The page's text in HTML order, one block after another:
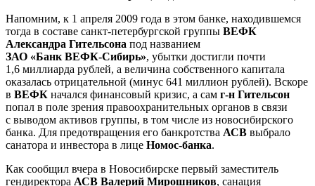
Напомним, к 1 апреля 2009 года в этом банке, находившемся
тогда в составе санкт-петербургской группы ВЕФК
Александра Гительсона под названием
ЗАО «Банк ВЕФК-Сибирь», убытки достигли почти
1,6 миллиарда рублей, а величина собственного капитала
оказалась отрицательной (минус 641 миллион рублей). Вскоре
в ВЕФК начался финансовый кризис, а сам г-н Гительсон
попал в поле зрения правоохранительных органов в связи
с выводом активов группы, в том числе из новосибирского
банка. Для предотвращения его банкротства АСВ выбрало
санатора и инвестора в лице Номос-банка.
Как сообщил вчера в Новосибирске первый заместитель
гендиректора АСВ Валерий Мирошников, санация